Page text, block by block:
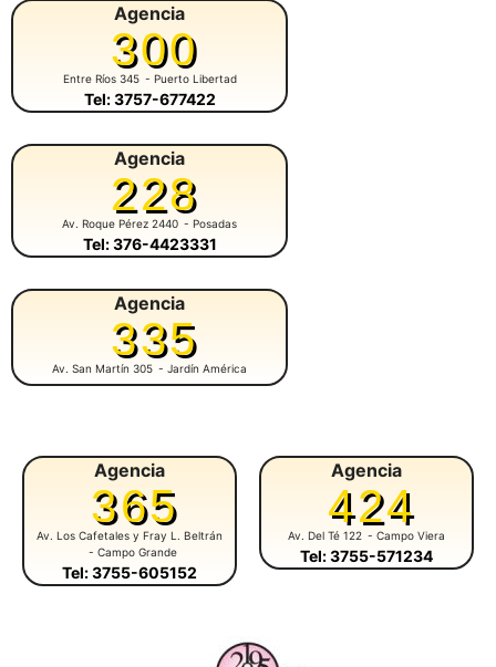
Agencia
300
Entre Ríos 345 - Puerto Libertad
Tel: 3757-677422
Agencia
228
Av. Roque Pérez 2440 - Posadas
Tel: 376-4423331
Agencia
335
Av. San Martín 305 - Jardín América
Agencia
365
Av. Los Cafetales y Fray L. Beltrán
- Campo Grande
Tel: 3755-605152
Agencia
424
Av. Del Té 122 - Campo Viera
Tel: 3755-571234